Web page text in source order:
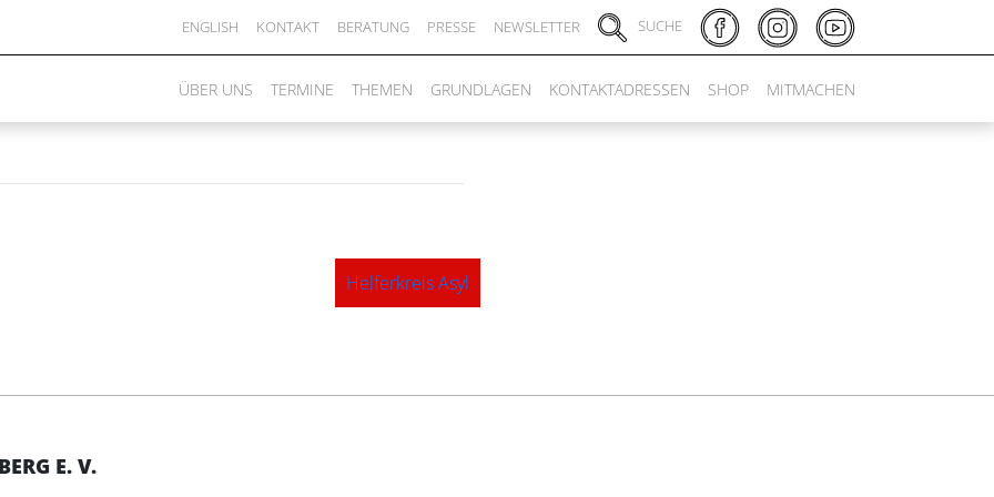
ENGLISH KONTAKT BERATUNG PRESSE NEWSLETTER SUCHE
ÜBER UNS TERMINE THEMEN GRUNDLAGEN KONTAKTADRESSEN SHOP MITMACHEN
Helferkreis Asyl
E. V.